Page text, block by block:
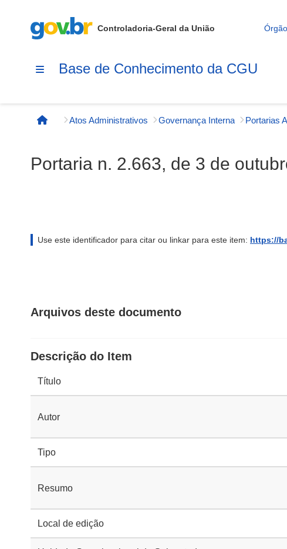
Controladoria-Geral da União
Base de Conhecimento da CGU
Página inicial
Atos Administrativos Governança Interna
Portaria n. 2.663, de 3 de
Use este identificador para citar ou linkar para este item: https://
Arquivos deste documento
Descrição do Item
Título
Autor
Tipo
Resumo
Local de edição